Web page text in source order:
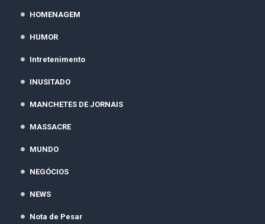
HOMENAGEM
HUMOR
Intretenimento
INUSITADO
MANCHETES DE JORNAIS
MASSACRE
MUNDO
NEGÓCIOS
NEWS
Nota de Pesar